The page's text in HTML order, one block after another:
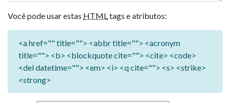
Você pode usar estas HTMLtags e atributos:
<a href="" title=""> <abbr title=""> <acronym
title=""> <b> <blockquote cite=""> <cite> <code>
<del datetime=""> <em> <i> <q cite=""> <s> <strike>
<strong>